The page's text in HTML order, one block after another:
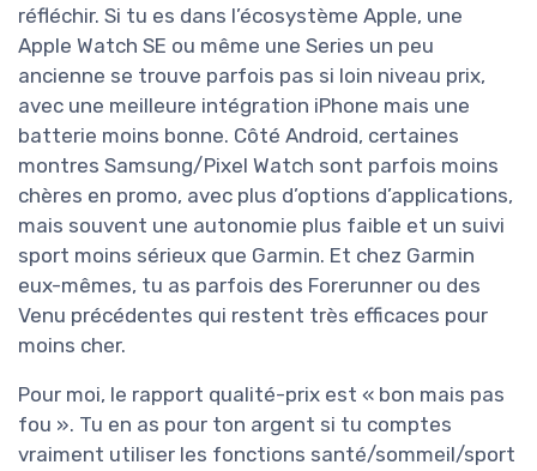
réfléchir. Si tu es dans l’écosystème Apple, une
Apple Watch SE ou même une Series un peu
ancienne se trouve parfois pas si loin niveau prix,
avec une meilleure intégration iPhone mais une
batterie moins bonne. Côté Android, certaines
montres Samsung/Pixel Watch sont parfois moins
chères en promo, avec plus d’options d’applications,
mais souvent une autonomie plus faible et un suivi
sport moins sérieux que Garmin. Et chez Garmin
eux-mêmes, tu as parfois des Forerunner ou des
Venu précédentes qui restent très efficaces pour
moins cher.
Pour moi, le rapport qualité-prix est « bon mais pas
fou ». Tu en as pour ton argent si tu comptes
vraiment utiliser les fonctions santé/sommeil/sport